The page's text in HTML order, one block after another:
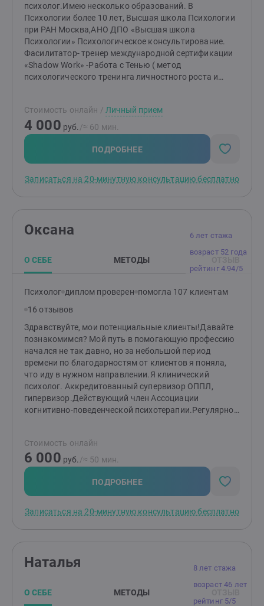
психолог.Имею несколько образований. В
Психологии более 10 лет, Высшая школа Психологии
при РАН Москва,АНО ДПО «Высшая школа
Психологии» Психологическое консультирование.
Фасилитатор- тренер международной сертификации
«Shadow Work» -Работа с Тенью ( метод
психологического тренинга личностного роста и
Сострадательная терапия «CFT» Помогу вам в
решении следующих вопросов :раскрыть свой
потенциал для реализации своих планов -найти ваши
“Золотые"качества , которых вы в себе не видите ,но
именно они могут наполнить вас энергией и силой
,обиды и конфликты, повторяющиеся негативные
поддержка и доверие , мотивация и
качеств). Помогу , если вы чувствуете, что что-то не
так , но понять , что именно не получается. Умею
с вами происходит. Найдём ресурсы для решения
психологическое консультирование , работа с Тенью
,метафорические карты , метасоматика (работа с
телом )Постоянно обучаюсь и развиваюсь.Прохожу
личную терапию на регулярной основе, что является
неотъемлемым условием качественной работы.
Стоимость онлайн / Личный прием
4 000 руб. /≈ 60 мин.
ПОДРОБНЕЕ
Записаться на 20-минутную консультацию бесплатно
6 лет стажа
возраст 52 года
рейтинг 4.94/5
Оксана
О СЕБЕ МЕТОДЫ
Психолог диплом проверен помогла 107 клиентам
16 отзывов
Здравствуйте, мои потенциальные клиенты!Давайте
познакомимся? Мой путь в помогающую профессию
начался не так давно, но за небольшой период
времени по благодарностям от клиентов я поняла,
что иду в нужном направлении.Я клинический
психолог. Аккредитованный супервизор ОППЛ,
гипервизор.Действующий член Ассоциации
когнитивно-поведенческой психотерапии.Регулярно
доброжелательность, эмпатичность, гибкость и
терпимость. способность создавать атмосферу
эмоционального комфорта и поддержки.Чем я могу
быть полезна именно Вам?Работаю с такими темами,
как: расстройства пищевого поведения (булимия,
фобии, тревожные расстройства, в том числе
неуверенность в себе, текущие жизненные трудности.
Стоимость онлайн
6 000 руб. /≈ 50 мин.
ПОДРОБНЕЕ
Записаться на 20-минутную консультацию бесплатно
8 лет стажа
возраст 46 лет
рейтинг 5/5
Наталья
О СЕБЕ МЕТОДЫ